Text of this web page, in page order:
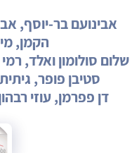
אבינועם בר-יוסף,
הקמן,
שלום סולומון ואלד,
סטיבן פופר,
דן פפרמן, עוזי